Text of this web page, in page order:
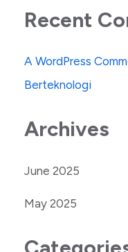
Recent
A WordPress
Berteknologi
Archives
June 2025
May 2025